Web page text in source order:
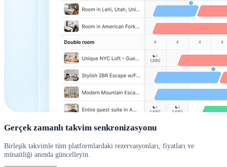
Gerçek zamanlı takvim senkronizasyonu
Birleşik takvimle tüm platformlardaki rezervasyonları, fiyatları ve
müsaitliği anında güncelleyin.